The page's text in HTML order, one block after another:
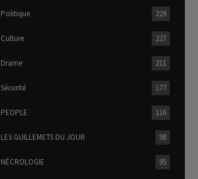
Politique 229
Culture 227
Drame 211
Sécurité 177
PEOPLE 116
LES GUILLEMETS DU JOUR 98
NÉCROLOGIE 95